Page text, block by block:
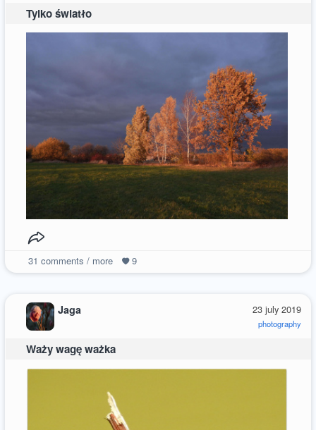
Tylko światło
31 comments / more 9
23 july 2019
photography
Jaga
Waży wagę ważka